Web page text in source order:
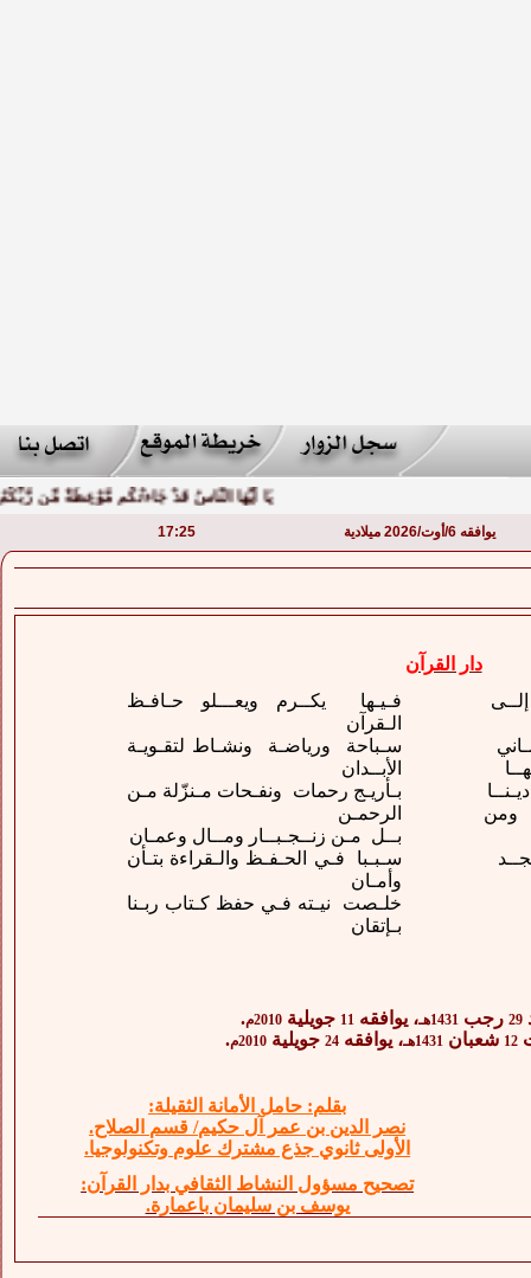
يَا أَيُّهَا النَّاسُ قَدْ جَاءتْكُم مَّوْعِظَةٌ مِّن
17:25 يوافقه 6/أوت/2026 ميلادية
دار القرآن
ومن
فـيـها يكــرم ويعـــلو حـافـظ
الـقرآن
سـباحة ورياضـة ونشـاط لتقـويـة
الأبــدان
بـأريـج رحمات ونفـحات مـنزّلة مـن
الرحمـن
بــل مـن زنــجـبــار ومــال وعمـان
سـبـبا فـي الحـفـظ والـقراءة بتـأن
وأمـان
خلـصت نيـته فـي حفظ كـتاب ربـنا
بـإتقان
29 رجب 1431هـ ، يوافقه 11 جويلية2010م .
12 شعبان 1431هـ ، يوافقه 24جويلية 2010م .
بقلم: حامل الأمانة الثقيلة:
نصر الدين بن عمر آل حكيم/ قسم الصلاح.
الأولى ثانوي جذع مشترك علوم وتكنولوجيا.
تصحيح مسؤول النشاط الثقافي بدار القرآن:
يوسف بن سليمان باعمارة.